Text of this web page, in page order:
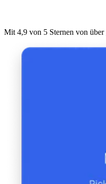
Mit 4,9 von 5 Sternen von über